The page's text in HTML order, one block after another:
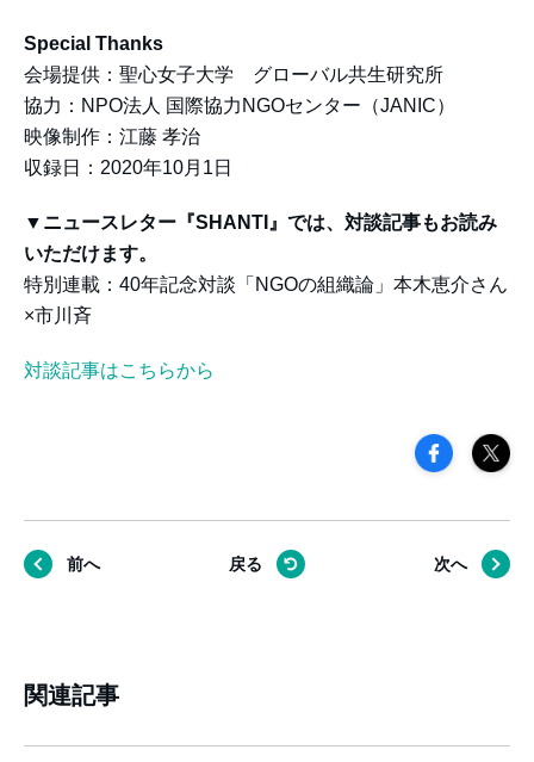
Special Thanks
会場提供：聖心女子大学 グローバル共生研究所
協力：NPO法人 国際協力NGOセンター（JANIC）
映像制作：江藤 孝治
収録日：2020年10月1日
▼ニュースレター『SHANTI』では、対談記事もお読み
いただけます。
特別連載：40年記念対談「NGOの組織論」本木恵介さん
×市川斉
対談記事はこちらから
前へ 戻る 次へ
関連記事